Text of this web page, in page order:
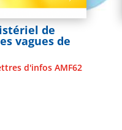
de
vagues de
d'infos AMF62